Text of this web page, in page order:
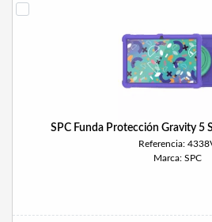
SPC Funda Protección Gravity 5
Referencia:
Marca: SPC